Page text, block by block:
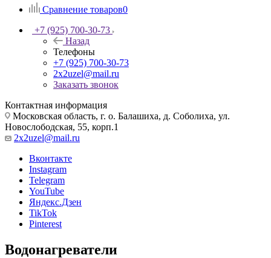
Сравнение товаров0
+7 (925) 700-30-73
Назад
Телефоны
+7 (925) 700-30-73
2x2uzel@mail.ru
Заказать звонок
Контактная информация
Московская область, г. о. Балашиха, д. Соболиха, ул.
Новослободская, 55, корп.1
2x2uzel@mail.ru
Вконтакте
Instagram
Telegram
YouTube
Яндекс.Дзен
TikTok
Pinterest
Водонагреватели